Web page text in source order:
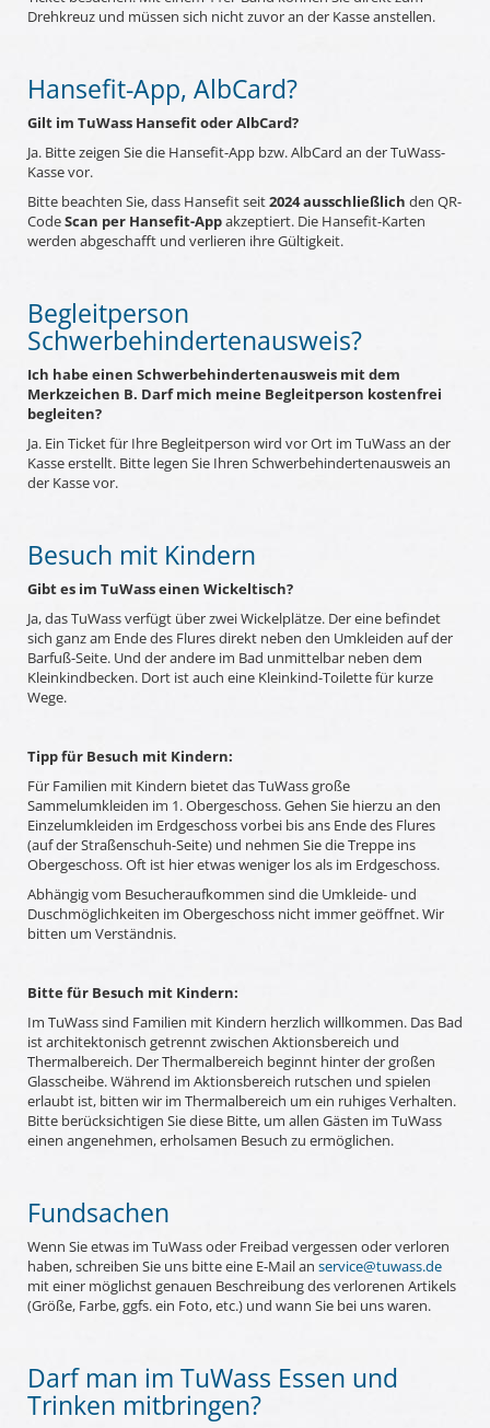
Drehkreuz und müssen sich nicht zuvor an der Kasse anstellen.
Hansefit-App, AlbCard?
Gilt im TuWass Hansefit oder AlbCard?
Ja. Bitte zeigen Sie die Hansefit-App bzw. AlbCard an der TuWass-
Kasse vor.
Bitte beachten Sie, dass Hansefit seit2024 ausschließlich den QR-
CodeScan per Hansefit-Appakzeptiert. Die Hansefit-Karten
werden abgeschafft und verlieren ihre Gültigkeit.
Begleitperson
Schwerbehindertenausweis?
Ich habe einen Schwerbehindertenausweis mit dem
Merkzeichen B. Darf mich meine Begleitperson kostenfrei
begleiten?
Ja. Ein Ticket für Ihre Begleitperson wird vor Ort im TuWass an der
Kasse erstellt. Bitte legen Sie Ihren Schwerbehindertenausweis an
der Kasse vor.
Besuch mit Kindern
Gibt es im TuWass einen Wickeltisch?
Ja, das TuWass verfügt über zwei Wickelplätze. Der eine befindet
sich ganz am Ende des Flures direkt neben den Umkleiden auf der
Barfuß-Seite. Und der andere im Bad unmittelbar neben dem
Kleinkindbecken. Dort ist auch eine Kleinkind-Toilette für kurze
Wege.
Tipp für Besuch mit Kindern:
Für Familien mit Kindern bietet das TuWass große
Sammelumkleiden im 1. Obergeschoss. Gehen Sie hierzu an den
Einzelumkleiden im Erdgeschoss vorbei bis ans Ende des Flures
(auf der Straßenschuh-Seite) und nehmen Sie die Treppe ins
Obergeschoss. Oft ist hier etwas weniger los als im Erdgeschoss.
Abhängig vom Besucheraufkommen sind die Umkleide- und
Duschmöglichkeiten im Obergeschoss nicht immer geöffnet. Wir
bitten um Verständnis.
Bitte für Besuch mit Kindern:
Im TuWass sind Familien mit Kindern herzlich willkommen. Das Bad
ist architektonisch getrennt zwischen Aktionsbereich und
Thermalbereich. Der Thermalbereich beginnt hinter der großen
Glasscheibe. Während im Aktionsbereich rutschen und spielen
erlaubt ist, bitten wir im Thermalbereich um ein ruhiges Verhalten.
Bitte berücksichtigen Sie diese Bitte, um allen Gästen im TuWass
einen angenehmen, erholsamen Besuch zu ermöglichen.
Fundsachen
Wenn Sie etwas im TuWass oder Freibad vergessen oder verloren
haben, schreiben Sie uns bitte eine E-Mail an service@tuwass.de
mit einer möglichst genauen Beschreibung des verlorenen Artikels
(Größe, Farbe, ggfs. ein Foto, etc.) und wann Sie bei uns waren.
Darf man im TuWass Essen und
Trinken mitbringen?